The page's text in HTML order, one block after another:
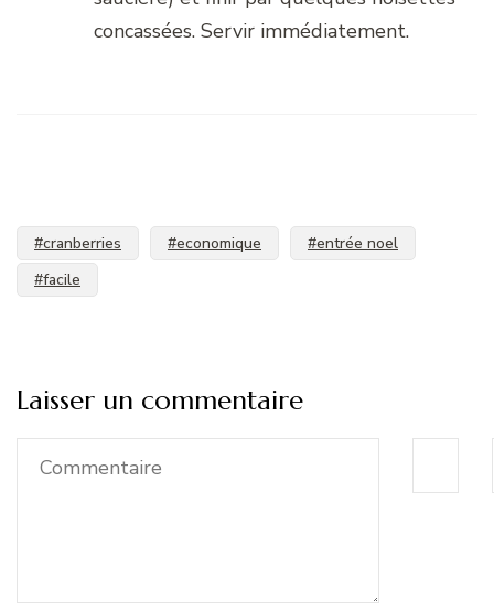
concassées. Servir immédiatement.
#cranberries #economique
#entrée noel
#facile
Laisser un commentaire